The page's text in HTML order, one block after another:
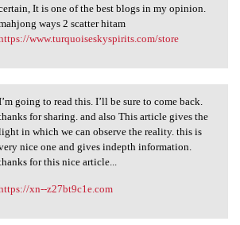
It is one of the best blogs in my opinion.
ways 2 scatter hitam
www.turquoiseskyspirits.com/store
going to read this. I’ll
going to read this. I’ll be sure to come back.
for sharing. and also This article gives the
in which we can observe the reality. this is
nice one and gives indepth information.
for this nice article...
xn--z27bt9c1e.com